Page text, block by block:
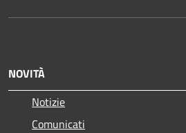
NOVITÀ
Notizie
Comunicati